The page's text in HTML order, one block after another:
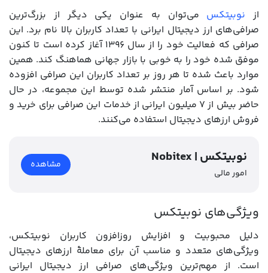
از نوبیتکس می‌توان به عنوان یکی دیگر از بزرگ‌ترین
صرافی‌های ارز دیجیتال ایرانی با تعداد کاربران بالا نام برد. این
صرافی که فعالیت خود را از سال ۱۳۹۶ آغاز کرده است تا کنون
موفق شده خود را به خوبی با بازار جهانی هماهنگ کند. همین
موارد باعث شده تا هر روز بر تعداد کاربران این صرافی افزوده
شود. بر اساس آمار منتشر شده توسط این مجموعه، در حال
حاضر بیش از 7 میلیون ایرانی از خدمات این صرافی برای خرید و
فروش ارزهای دیجیتال استفاده می‌کنند.
Nobitex | نوبیتکس
امور مالی
مشاهده
ویژگی‌های نوبیتکس
دلیل محبوبیت و افزایش روزافزون کاربران نوبیتکس،
ویژگی‌های متعدد و مناسب آن برای معاملۀ ارزهای دیجیتال
است. از مهم‌ترین ویژگی‌های صرافی ارز دیجیتال ایرانی